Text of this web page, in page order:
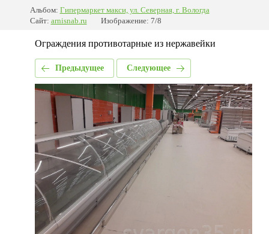
Альбом: Гипермаркет макси, ул. Северная, г. Вологда
Сайт: arnisnab.ru Изображение: 7/8
Ограждения противотарные из нержавейки
Предыдущее Следующее